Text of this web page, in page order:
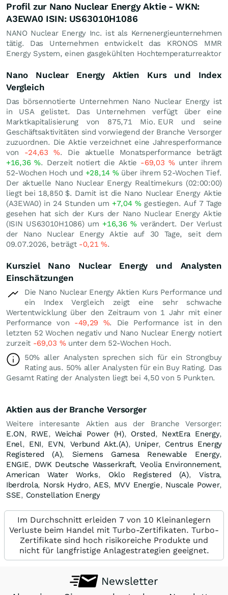
Profil zur Nano Nuclear Energy Aktie - WKN:
A3EWA0 ISIN: US63010H1086
NANO Nuclear Energy Inc. ist als Kernenergieunternehmen
tätig. Das Unternehmen entwickelt das KRONOS MMR
Energy System, einen gasgekühlten Hochtemperaturreaktor
Nano Nuclear Energy Aktien Kurs und Index
Vergleich
Das börsennotierte Unternehmen Nano Nuclear Energy ist
in USA gelistet. Das Unternehmen verfügt über eine
Marktkapitalisierung von 875,71 Mio. EUR und seine
Geschäftsaktivitäten sind vorwiegend der Branche Versorger
zuzuordnen. Die Aktie verzeichnet eine Jahresperformance
von -24,63%. Die aktuelle Monatsperformance beträgt
+16,36%. Derzeit notiert die Aktie -69,03 %unter ihrem
52-Wochen Hoch und +28,14 %über ihrem 52-Wochen Tief.
Der aktuelle Nano Nuclear Energy Realtimekurs (02:00:00)
liegt bei 18,850 $. Damit ist die Nano Nuclear Energy Aktie
(A3EWA0) in 24 Stunden um +7,04%gestiegen. Auf 7 Tage
gesehen hat sich der Kurs der Nano Nuclear Energy Aktie
(ISIN US63010H1086) um +16,36%verändert. Der Verlust
der Nano Nuclear Energy Aktie auf 30 Tage, seit dem
09.07.2026, beträgt -0,21%.
Kursziel Nano Nuclear Energy und Analysten
Einschätzungen
Die Nano Nuclear Energy Aktien Kurs Performance und
ein Index Vergleich zeigt eine sehr schwache
Wertentwicklung über den Zeitraum von 1 Jahr mit einer
Performance von -49,29 %. Die Performance ist in den
letzten 52 Wochen negativ und Nano Nuclear Energy notiert
zurzeit -69,03 %unter dem 52-Wochen Hoch.
50% aller Analysten sprechen sich für ein Strongbuy
Rating aus. 50% aller Analysten für ein Buy Rating. Das
Gesamt Rating der Analysten liegt bei 4,50 von 5 Punkten.
Aktien aus der Branche Versorger
Weitere interesante Aktien aus der Branche Versorger:
E.ON, RWE,Weichai Power (H), Orsted, NextEra Energy,
Enel, ENI, EVN, Verbund Akt.(A), Uniper, Centrus Energy
Registered (A), Siemens Gamesa Renewable Energy,
ENGIE, DWK Deutsche Wasserkraft,Veolia Environnement,
American Water Works, Oklo Registered (A),Vistra,
Iberdrola, Norsk Hydro,AES, MVV Energie, Nuscale Power,
SSE, Constellation Energy
Im Durchschnitt erleiden 7 von 10 Kleinanlegern
Verluste beim Handel mit Turbo-Zertifikaten. Turbo-
Zertifikate sind hoch risikoreiche Produkte und
nicht für langfristige Anlagestrategien geeignet.
Newsletter